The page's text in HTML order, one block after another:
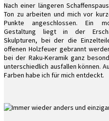
Nach einer längeren
Ton zu arbeiten und mich vor
Punkte angeschlossen. Ein
Gestaltung liegt in der
Skulpturen, bei der die
offenen Holzfeuer gebrannt
bei der Raku-Keramik ganz
unterschiedlich ausfallen können.
Farben habe ich für mich entdeckt.